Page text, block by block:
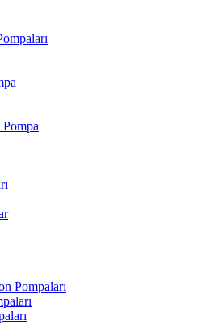
Pompaları